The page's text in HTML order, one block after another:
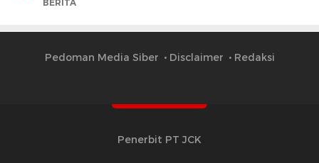
BERITA
Pedoman Media Siber Disclaimer Redaksi
Penerbit PT JCK